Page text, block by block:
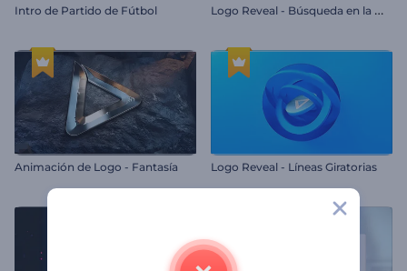
Intro de Partido de Fútbol L
ogo Reveal - Búsqueda en la Web
Animación de Logo - Fantasía Logo Reveal - Líneas Giratorias